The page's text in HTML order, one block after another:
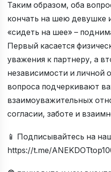
Таким образом, оба
кончать на шею девушке
«сидеть на шее» –
Первый касается
уважения к партнеру, а
независимости и личной
вопроса подчеркивают
взаимоуважительных
согласии, заботе и
📱 Подписывайтесь на
https://t.me/